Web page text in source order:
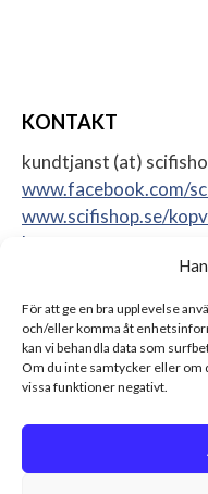
För att ge en bra upplevelse
och/eller komma åt
kan vi behandla data som
Om du inte samtycker eller om
vissa funktioner negativt.
KONTAKT
kundtjanst (at)
www.facebook.com/
www.scifishop.se/
konto
Sweden